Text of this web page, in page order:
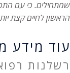
שמתחילים. כי עם
הראשון לחיים קצת
עוד מידע
רשלנות